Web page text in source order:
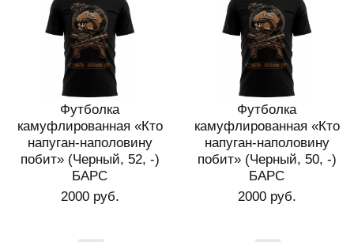
Футболка
камуфлированная «Кто
напуган-наполовину
побит» (Черный, 52, -)
БАРС
2000 руб.
Футболка
камуфлированная «Кто
напуган-наполовину
побит» (Черный, 50, -)
БАРС
2000 руб.